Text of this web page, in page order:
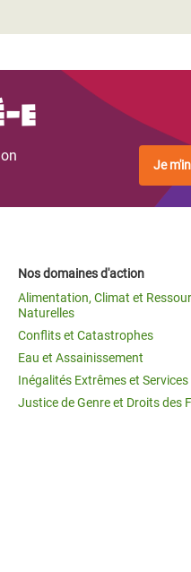
e
Je
Nos domaines d'action
Alimentation, Climat et
Naturelles
Conflits et Catastrophes
Eau et Assainissement
Inégalités Extrêmes et
Justice de Genre et Droits des